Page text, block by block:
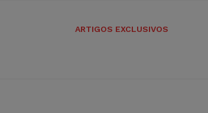
ARTIGOS EXCLUSIVOS